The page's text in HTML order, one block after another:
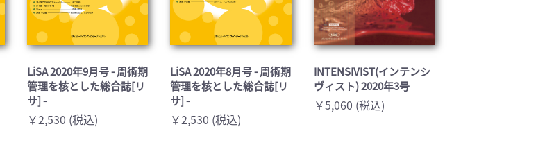
LiSA 2020年9月号 - 周術期
管理を核とした総合誌[リ
サ] -
￥2,530 (税込)
LiSA 2020年8月号 - 周術期
管理を核とした総合誌[リ
サ] -
￥2,530 (税込)
INTENSIVIST(インテンシ
ヴィスト) 2020年3号
￥5,060 (税込)